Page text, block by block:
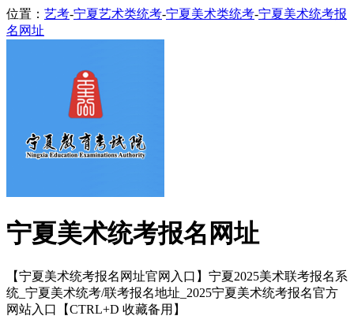
位置： 艺考-宁夏艺术类统考-宁夏美术类统考-宁夏美术统考报
名网址
宁夏美术统考报名网址
【宁夏美术统考报名网址官网入口】宁夏2025美术联考报名系
统_宁夏美术统考/联考报名地址_2025宁夏美术统考报名官方
网站入口【CTRL+D 收藏备用】